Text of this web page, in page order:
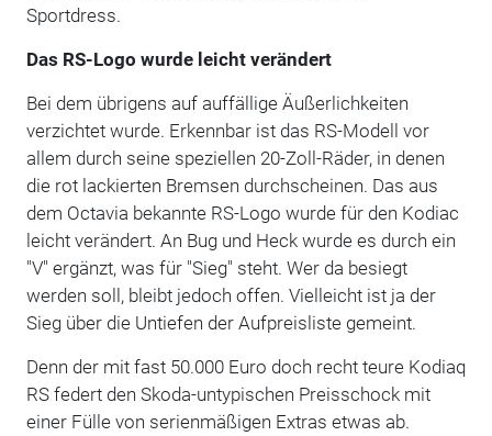
Sportdress.
Das RS-Logo wurde leicht verändert
Bei dem übrigens auf auffällige Äußerlichkeiten
verzichtet wurde. Erkennbar ist das RS-Modell vor
allem durch seine speziellen 20-Zoll-Räder, in denen
die rot lackierten Bremsen durchscheinen. Das aus
dem Octavia bekannte RS-Logo wurde für den Kodiac
leicht verändert. An Bug und Heck wurde es durch ein
"V" ergänzt, was für "Sieg" steht. Wer da besiegt
werden soll, bleibt jedoch offen. Vielleicht ist ja der
Sieg über die Untiefen der Aufpreisliste gemeint.
Denn der mit fast 50.000 Euro doch recht teure Kodiaq
RS federt den Skoda-untypischen Preisschock mit
einer Fülle von serienmäßigen Extras etwas ab.